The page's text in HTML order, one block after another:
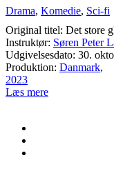
Drama, Komedie, Sci-fi
Original titel: Det store
Instruktør: Søren Peter
Udgivelsesdato: 30.
Produktion: Danmark,
2023
Læs mere